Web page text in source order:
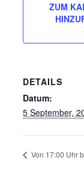
ZUM
DETAILS
Datum:
5 September,
Von 17:00 Uhr